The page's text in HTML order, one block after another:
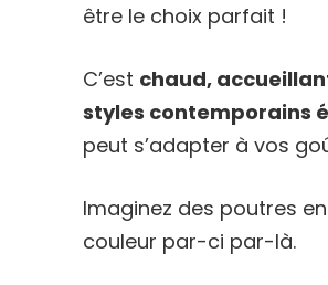
être le choix parfait !
C’est chaud,
styles contemporains
peut s’adapter à vos
Imaginez des poutres
couleur par-ci par-là.